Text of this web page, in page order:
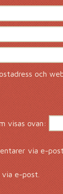
och
visas ovan:
via e-
via e-post.